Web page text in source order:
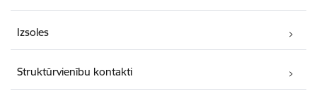
Izsoles
Struktūrvienību kontakti